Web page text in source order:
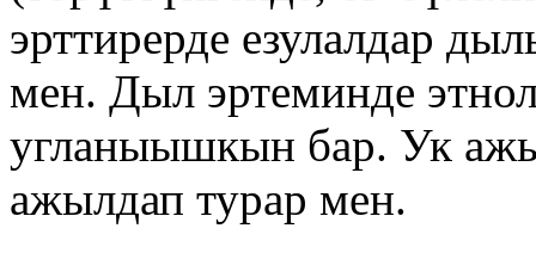
эрттирерде езулалдар
мен. Дыл эртеминде
угланыышкын бар. Ук
ажылдап турар мен.